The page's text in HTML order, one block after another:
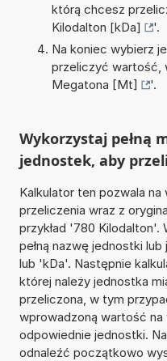
którą chcesz
Kilodalton [kDa]
'.
Na koniec wybierz
przeliczyć wartość,
Megatona [Mt]
'.
Wykorzystaj pełną
jednostek, aby
Kalkulator ten pozwala
przeliczenia wraz z
przykład '780 Kilodalton'.
pełną nazwę jednostki
lub 'kDa'. Następnie
której należy jednostka
przeliczona, w tym
wprowadzoną wartość
odpowiednie jednostki.
odnaleźć początkowo